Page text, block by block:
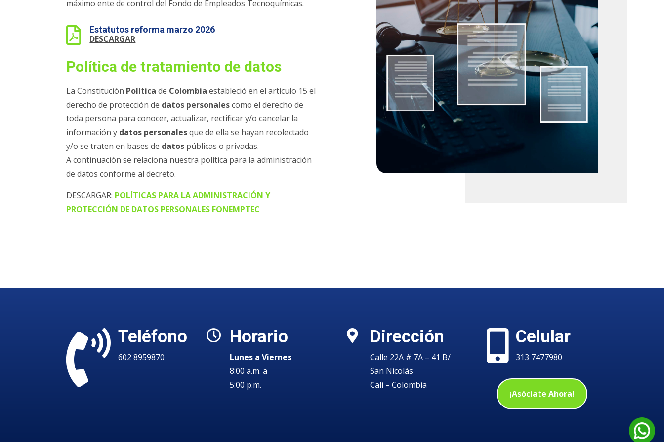
máximo ente de control del Fondo de Empleados Tecnoquímicas.
 Estatutos reforma marzo 2026
DESCARGAR
Política de tratamiento de datos
La Constitución Política de Colombia estableció en el artículo 15 el
derecho de protección de datos personalescomo el derecho de
toda persona para conocer, actualizar, rectificar y/o cancelar la
información y datos personalesque de ella se hayan recolectado
y/o se traten en bases de datos públicas o privadas.
A continuación se relaciona nuestra política para la administración
de datos conforme al decreto.
DESCARGAR: POLÍTICAS PARA LA ADMINISTRACIÓN Y
PROTECCIÓN DE DATOS PERSONALES FONEMPTEC
 Teléfono
602 8959870
 Horario
Lunes a Viernes
8:00 a.m. a
5:00 p.m.
 Dirección
Calle 22A # 7A – 41 B/
San Nicolás
Cali – Colombia
 Celular
313 7477980
¡Asóciate Ahora!